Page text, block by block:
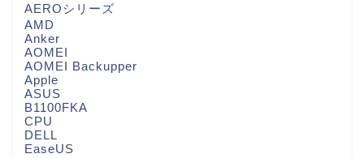
AEROシリーズ
AMD
Anker
AOMEI
AOMEI Backupper
Apple
ASUS
B1100FKA
CPU
DELL
EaseUS